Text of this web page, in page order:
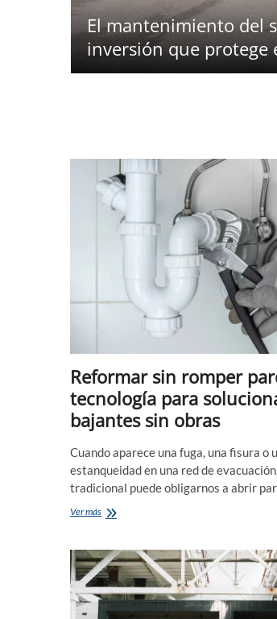
El mantenimiento del
inversión que protege
Reformar sin romper
tecnología para
bajantes sin obras
Cuando aparece una fuga, una fisura o
estanqueidad en una red de
tradicional puede obligarnos a abrir
Ver másReformar
paredes:
tecnología
para
solucionar
fugas